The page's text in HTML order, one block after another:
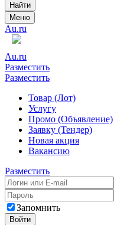
Найти
Меню
Au.ru
Au.ru
Разместить
Разместить
Товар (Лот)
Услугу
Промо (Объявление)
Заявку (Тендер)
Новая акция
Вакансию
Разместить
Запомнить
Войти